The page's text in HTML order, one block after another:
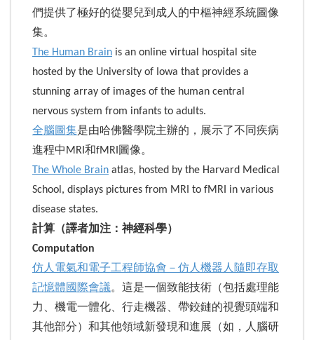
們提供了極好的從嬰兒到成人的中樞神經系統圖像
集。
The Human Brain is an online virtual hospital site
hosted by the University of Iowa that provides a
stunning array of images of the human central
nervous system from infants to adults.
全腦圖集是由哈佛醫學院主辦的，展示了不同疾病
進程中MRI和fMRI圖像。
The Whole Brain atlas, hosted by the Harvard Medical
School, displays pictures from MRI to fMRI in various
disease states.
計算（譯者加注：神經科學）
Computation
仿人電氣和電子工程師協會－仿人機器人隨即存取
記憶體國際會議。這是一個致能技術（包括處理能
力、機電一體化、行走機器、帶鉸鏈的視覺頭端和
其他部分）和其他領域新發現和進展（如，人腦研